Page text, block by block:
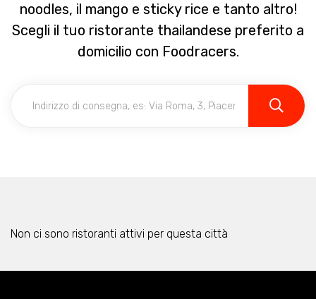
noodles, il mango e sticky rice e tanto altro!
Scegli il tuo ristorante thailandese preferito a
domicilio con Foodracers.
Non ci sono ristoranti attivi per questa città